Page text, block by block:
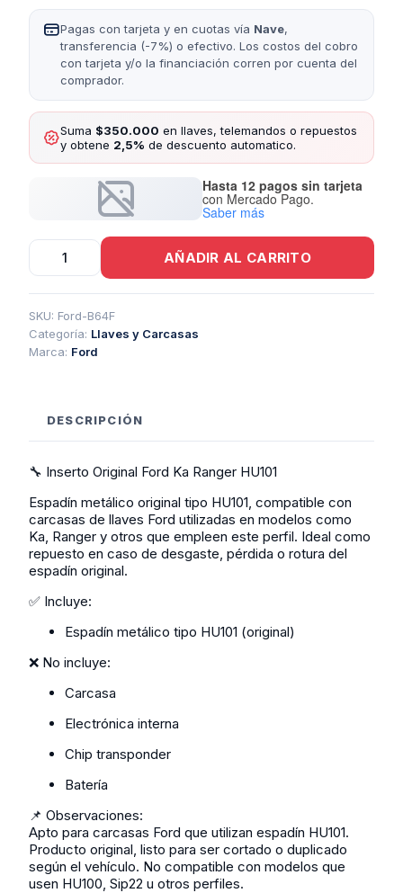
Pagas con tarjeta y en cuotas vía Nave,
transferencia (-7%) o efectivo. Los costos del cobro
con tarjeta y/o la financiación corren por cuenta del
comprador.
Suma $350.000 en llaves, telemandos o repuestos
y obtene 2,5% de descuento automatico.
Hasta 12 pagos sin tarjeta
con Mercado Pago.
Saber más
Inserto
Original
Ford
Ka
Ranger
Hu101
cantidad
AÑADIR AL CARRITO
SKU: Ford-B64F
Categoría: Llaves y Carcasas
Marca: Ford
DESCRIPCIÓN
🔧 Inserto Original Ford Ka Ranger HU101
Espadín metálico original tipo HU101, compatible con
carcasas de llaves Ford utilizadas en modelos como
Ka, Ranger y otros que empleen este perfil. Ideal como
repuesto en caso de desgaste, pérdida o rotura del
espadín original.
✅ Incluye:
Espadín metálico tipo HU101 (original)
❌ No incluye:
Carcasa
Electrónica interna
Chip transponder
Batería
📌 Observaciones:
Apto para carcasas Ford que utilizan espadín HU101.
Producto original, listo para ser cortado o duplicado
según el vehículo. No compatible con modelos que
usen HU100, Sip22 u otros perfiles.